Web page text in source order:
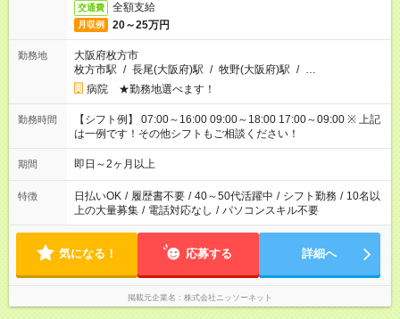
交通費 全額支給
月収例 20～25万円
勤務地
大阪府枚方市
枚方市駅 / 長尾(大阪府)駅 / 牧野(大阪府)駅 / …
病院 ★勤務地選べます！
勤務時間
【シフト例】 07:00～16:00 09:00～18:00 17:00～09:00 ※ 上記
は一例です！その他シフトもご相談ください！
期間 即日～2ヶ月以上
特徴 日払いOK / 履歴書不要 / 40～50代活躍中 / シフト勤務 / 10名以
上の大量募集 / 電話対応なし / パソコンスキル不要
気になる！ 応募する 詳細へ
掲載元企業名 株式会社ニッソーネット